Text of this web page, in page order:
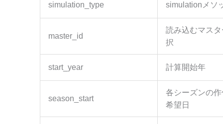
simulation_type simulationメソ
master_id
読み込むマス
択
start_year 計算開始年
season_start
各シーズンの
希望日